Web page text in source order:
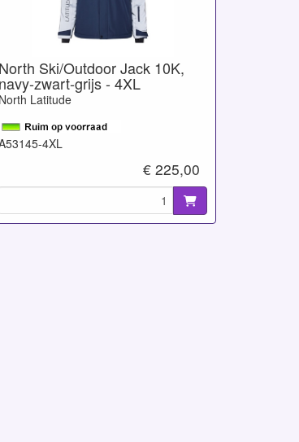
North Ski/Outdoor Jack 10K,
navy-zwart-grijs - 4XL
North Latitude
4XL
€ 225,00